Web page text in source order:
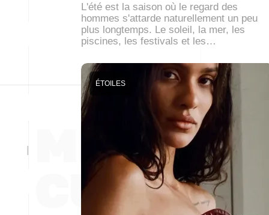
L'été est la saison où le regard des
hommes s'attarde naturellement un peu
plus longtemps. Le soleil, la mer, les
piscines, les festivals et les…
ÉTOILES